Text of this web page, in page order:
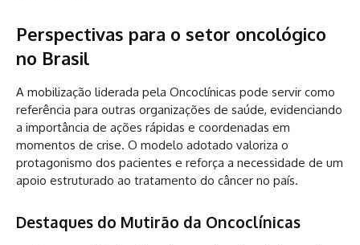
Perspectivas para o setor oncológico
no Brasil
A mobilização liderada pela Oncoclínicas pode servir como
referência para outras organizações de saúde, evidenciando
a importância de ações rápidas e coordenadas em
momentos de crise. O modelo adotado valoriza o
protagonismo dos pacientes e reforça a necessidade de um
apoio estruturado ao tratamento do câncer no país.
Destaques do Mutirão da Oncoclínicas